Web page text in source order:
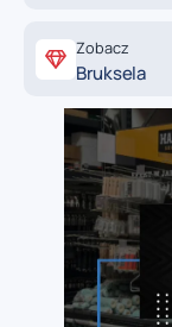
Zobacz
Bruksela